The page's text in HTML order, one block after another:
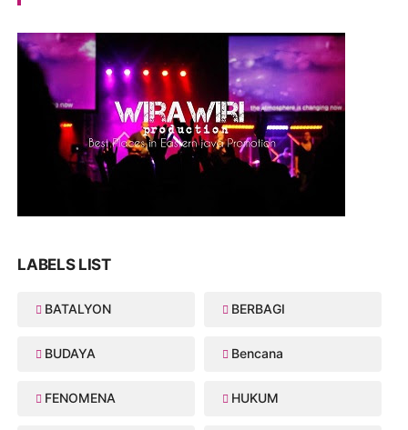
LABELS LIST
BATALYON BERBAGI
BUDAYA Bencana
FENOMENA HUKUM